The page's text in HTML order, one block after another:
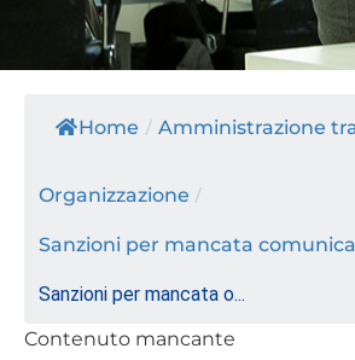
Home / Amministrazione
Organizzazione /
Sanzioni per mancata
Sanzioni per mancata o...
Contenuto mancante